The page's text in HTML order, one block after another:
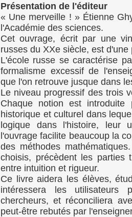
Présentation de l'éditeur
« Une merveille ! » Étienne
l'Académie des sciences.
Cet ouvrage, écrit par une
russes du XXe siècle, est
L'école russe se caractérise
formalisme excessif de
que l'on retrouve jusque dans
Le niveau progressif des trois
Chaque notion est introduite
historique et culturel dans
logique dans l'histoire, leur
l'ouvrage facilite beaucoup la
des méthodes
choisis, précèdent les parties
entre intuition et rigueur.
Ce livre aidera les élèves,
intéressera les utilisateurs
chercheurs, et réconciliera
peut-être rebutés par